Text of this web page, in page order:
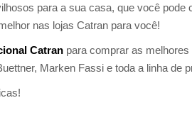
para a sua casa, que você pode
nas lojas Catran para você!
Catran para comprar as
Marken Fassi e toda a linha de